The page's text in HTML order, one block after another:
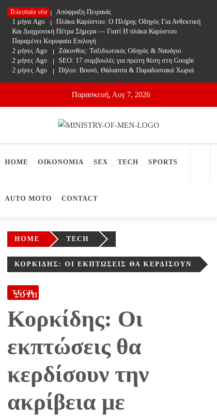
Skip
content
Τελευταία νέα
1 μήνα Ago
Απόφραξη Πειραιάς
1 μήνα Ago
Πλάκα Καρύστου: Ο Πλήρης Οδηγός Για Ανθεκτική
Και Διαχρονική Πέτρα Σήμερα — Γιατί Η πλάκα Καρύστου
Παραμένει Κορυφαία Επιλογή
2 μήνες Ago
Ζάκυνθος: Ταξιδιωτικός Οδηγός & Ναυάγιο
2 μήνες Ago
SEO: 17 συμβουλές για πρώτη θέση στη Google
2 μήνες Ago
Πήλιο: Βουνό, Θάλασσα & Παραδοσιακά Χωριά
Παρασκευή, Αυγ 7, 2026
Ministry Of Men
HOME ΟΙΚΟΝΟΜΙΑ SEX TECH SPORTS
AUTO MOTO CONTACT
HOME TECH
ΚΟΡΚΊΔΗΣ: ΟΙ ΕΚΠΤΏΣΕΙΣ ΘΑ ΚΕΡΔΊΣΟΥΝ
ΣΟΎΠΕΡ ΜΆΡΚΕΤ
TECH
Κορκίδης: Οι
εκπτώσεις θα
κερδίσουν την
ακρίβεια με